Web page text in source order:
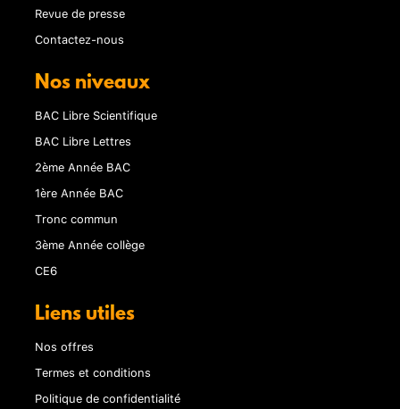
Revue de presse
Contactez-nous
Nos niveaux
BAC Libre Scientifique
BAC Libre Lettres
2ème Année BAC
1ère Année BAC
Tronc commun
3ème Année collège
CE6
Liens utiles
Nos offres
Termes et conditions
Politique de confidentialité